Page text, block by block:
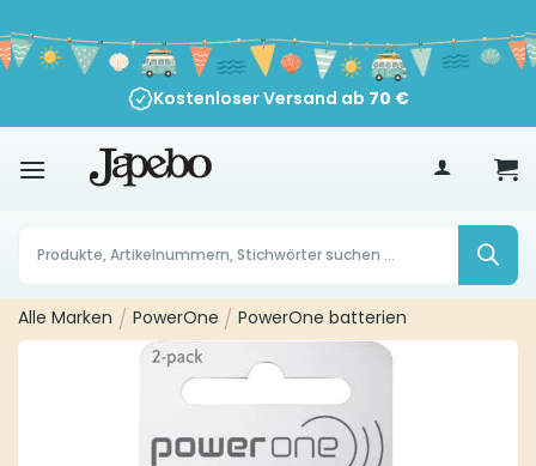
Inhalt
springen
Kostenloser Versand ab 70 €
Products
search
Alle Marken / PowerOne / PowerOne batterien